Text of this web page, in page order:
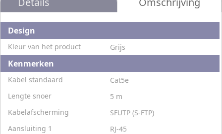
Design
Kleur van het product Grijs
Kenmerken
Kabel standaard
Cat5e
Lengte snoer
5 m
Kabelafscherming
SFUTP (S-FTP)
Aansluiting 1
RJ-45